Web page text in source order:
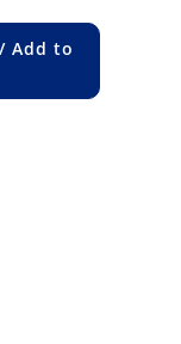
Add to